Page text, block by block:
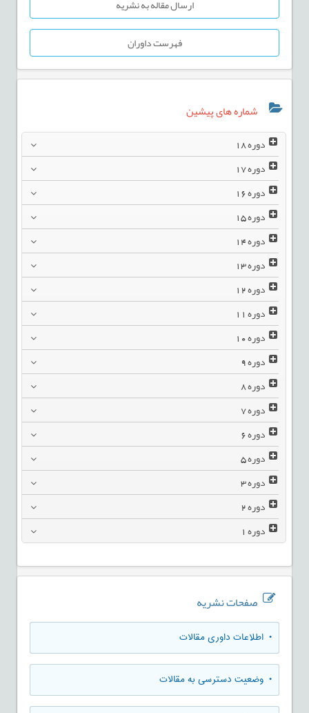
ارسال مقاله به نشریه
فهرست داوران
شماره های پیشین
دوره18
دوره17
دوره16
دوره15
دوره14
دوره13
دوره12
دوره11
دوره10
دوره9
دوره8
دوره7
دوره6
دوره5
دوره3
دوره2
دوره1
صفحات نشریه
• اطلاعات داوری مقالات
• وضعیت دسترسی به مقالات